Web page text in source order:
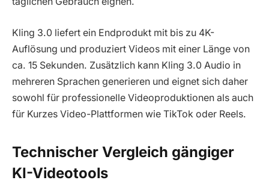
Kling 3.0 liefert ein Endprodukt mit bis zu 4K-
Auflösung und produziert Videos mit einer Länge von
ca. 15 Sekunden. Zusätzlich kann Kling 3.0 Audio in
mehreren Sprachen generieren und eignet sich daher
sowohl für professionelle Videoproduktionen als auch
für Kurzes Video-Plattformen wie TikTok oder Reels.
Technischer Vergleich gängiger
KI-Videotools